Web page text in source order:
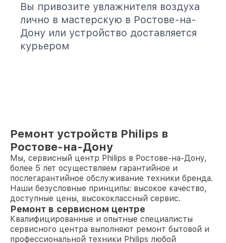
Вы привозите увлажнителя воздуха
лично в мастерскую в Ростове-на-
Дону или устройство доставляется
курьером
Ремонт устройств Philips в
Ростове-на-Дону
Мы, сервисный центр Philips в Ростове-на-Дону,
более 5 лет осуществляем гарантийное и
послегарантийное обслуживание техники бренда.
Наши безусловные принципы: высокое качество,
доступные цены, высококлассный сервис.
Ремонт в сервисном центре
Квалифицированные и опытные специалисты
сервисного центра выполняют ремонт бытовой и
профессиональной техники Philips любой